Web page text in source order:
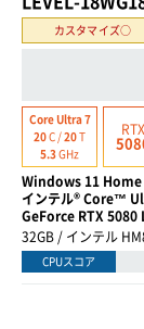
カスタマイズ○
Core Ultra 7
20C /20T
5.3GHz
RTX
Windows 11 Home
インテル® Core™
GeForce RTX
32GB / インテル
CPUスコア